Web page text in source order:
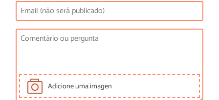
Adicione uma imagen